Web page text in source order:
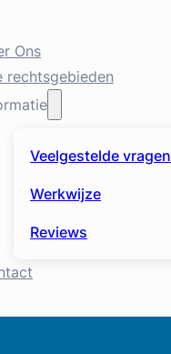
Ons
rechtsgebieden
Veelgestelde vragen
Werkwijze
Reviews